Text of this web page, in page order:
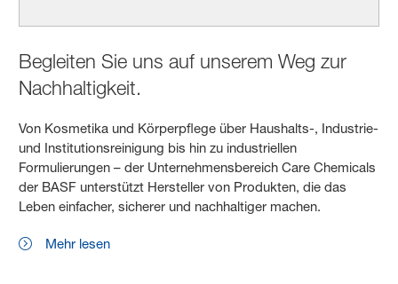
Begleiten Sie uns auf unserem Weg zur
Nachhaltigkeit.
Von Kosmetika und Körperpflege über Haushalts-, Industrie-
und Institutionsreinigung bis hin zu industriellen
Formulierungen – der Unternehmensbereich Care Chemicals
der BASF unterstützt Hersteller von Produkten, die das
Leben einfacher, sicherer und nachhaltiger machen.
Mehr lesen